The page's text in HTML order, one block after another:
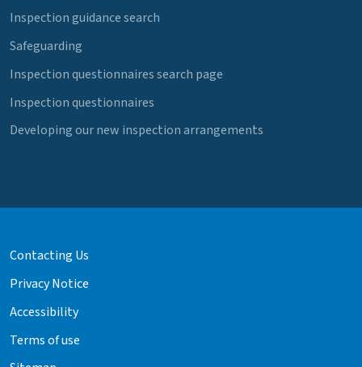
Inspection guidance search
Safeguarding
Inspection questionnaires search page
Inspection questionnaires
Developing our new inspection arrangements
Contacting Us
Privacy Notice
Accessibility
Terms of use